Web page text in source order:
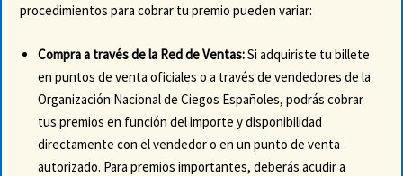
procedimientos para cobrar tu premio pueden variar:
Compra a través de la Red de Ventas:Si adquiriste tu billete
en puntos de venta oficiales o a través de vendedores de la
Organización Nacional de Ciegos Españoles, podrás cobrar
tus premios en función del importe y disponibilidad
directamente con el vendedor o en un punto de venta
autorizado. Para premios importantes, deberás acudir a